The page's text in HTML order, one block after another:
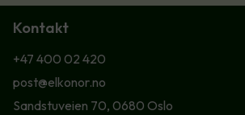
Kontakt
+47 400 02 420
post@elkonor.no
Sandstuveien 70, 0680 Oslo